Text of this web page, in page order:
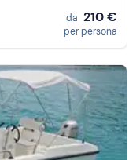
da 210 €
per persona